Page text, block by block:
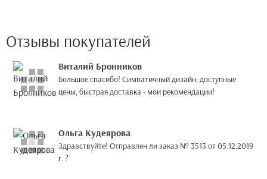
Отзывы покупателей
Виталий Бронников
Большое спасибо! Симпатичный дизайн, доступные
цены, быстрая доставка - мои рекомендации!
Ольга Кудеярова
Здравствуйте! Отправлен ли заказ № 3513 от 05.12.2019
г. ?